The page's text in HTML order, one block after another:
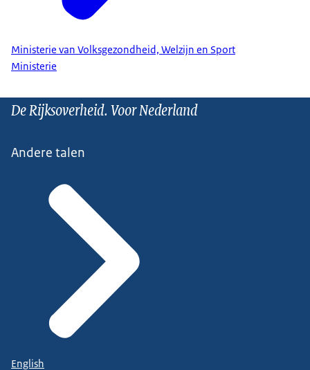
Ministerie van Volksgezondheid, Welzijn en Sport
Ministerie
De Rijksoverheid. Voor Nederland
Andere talen
English